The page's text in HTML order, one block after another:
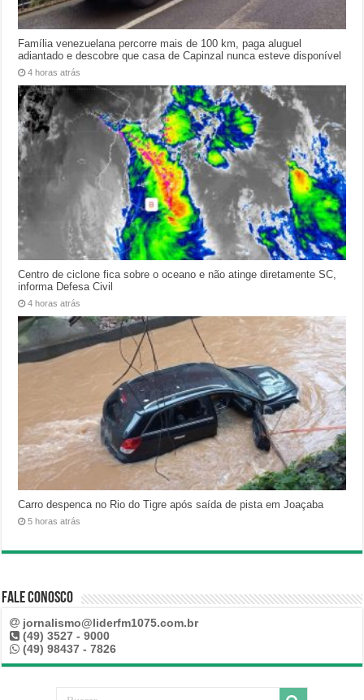
Família venezuelana percorre mais de 100 km, paga aluguel
adiantado e descobre que casa de Capinzal nunca esteve disponível
4 horas atrás
Centro de ciclone fica sobre o oceano e não atinge diretamente SC,
informa Defesa Civil
4 horas atrás
Carro despenca no Rio do Tigre após saída de pista em Joaçaba
5 horas atrás
Fale Conosco
jornalismo@liderfm1075.com.br
(49) 3527 - 9000
(49) 98437 - 7826